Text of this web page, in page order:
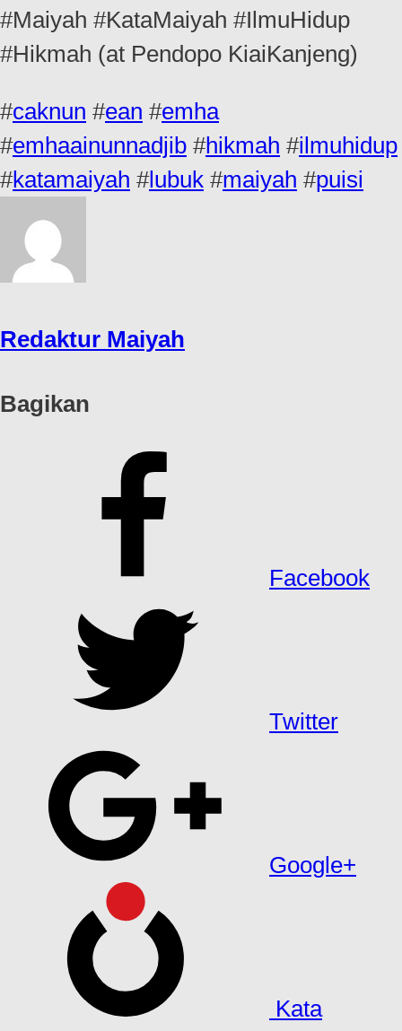
#Maiyah #KataMaiyah #IlmuHidup
#Hikmah (at Pendopo KiaiKanjeng)
#caknun #ean #emha
#emhaainunnadjib #hikmah #ilmuhidup
#katamaiyah #lubuk #maiyah #puisi
Redaktur Maiyah
Bagikan
Facebook
Twitter
Google+
Kata